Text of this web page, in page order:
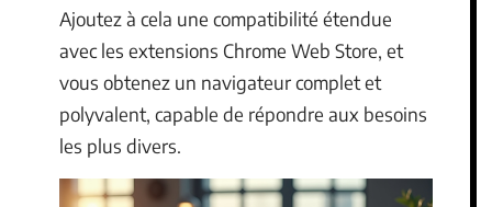
Ajoutez à cela une compatibilité étendue
avec les extensions Chrome Web Store, et
vous obtenez un navigateur complet et
polyvalent, capable de répondre aux besoins
les plus divers.